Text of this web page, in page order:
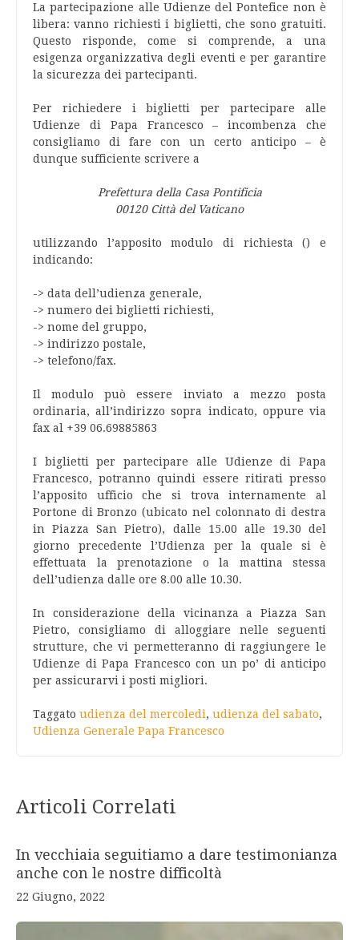
La partecipazione alle Udienze del Pontefice non è
libera: vanno richiesti i biglietti, che sono gratuiti.
Questo risponde, come si comprende, a una
esigenza organizzativa degli eventi e per garantire
la sicurezza dei partecipanti.
Per richiedere i biglietti per partecipare alle
Udienze di Papa Francesco – incombenza che
consigliamo di fare con un certo anticipo – è
dunque sufficiente scrivere a
Prefettura della Casa Pontificia
00120 Città del Vaticano
utilizzando l’apposito modulo di richiesta () e
indicando:
-> data dell’udienza generale,
-> numero dei biglietti richiesti,
-> nome del gruppo,
-> indirizzo postale,
-> telefono/fax.
Il modulo può essere inviato a mezzo posta
ordinaria, all’indirizzo sopra indicato, oppure via
fax al +39 06.69885863
I biglietti per partecipare alle Udienze di Papa
Francesco, potranno quindi essere ritirati presso
l’apposito ufficio che si trova internamente al
Portone di Bronzo (ubicato nel colonnato di destra
in Piazza San Pietro), dalle 15.00 alle 19.30 del
giorno precedente l’Udienza per la quale si è
effettuata la prenotazione o la mattina stessa
dell’udienza dalle ore 8.00 alle 10.30.
In considerazione della vicinanza a Piazza San
Pietro, consigliamo di alloggiare nelle seguenti
strutture, che vi permetteranno di raggiungere le
Udienze di Papa Francesco con un po’ di anticipo
per assicurarvi i posti migliori.
Taggato udienza del mercoledi, udienza del sabato,
Udienza Generale Papa Francesco
Articoli Correlati
In vecchiaia seguitiamo a dare testimonianza
anche con le nostre difficoltà
22 Giugno, 2022